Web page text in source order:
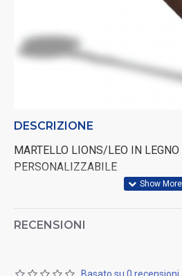
DESCRIZIONE
MARTELLO LIONS/LEO IN LEGNO
PERSONALIZZABILE
La targhetta sul martello è
RECENSIONI